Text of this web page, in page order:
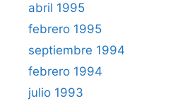
abril 1995
febrero 1995
septiembre 1994
febrero 1994
julio 1993